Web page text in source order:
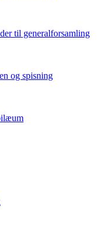
til generalforsamling
og spisning